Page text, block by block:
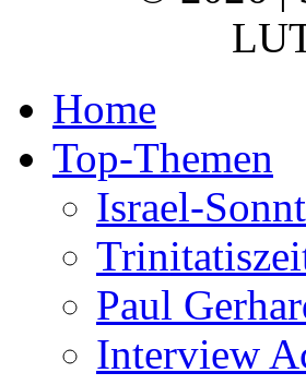
Home
Top-Themen
Israel-
Paul
Interview